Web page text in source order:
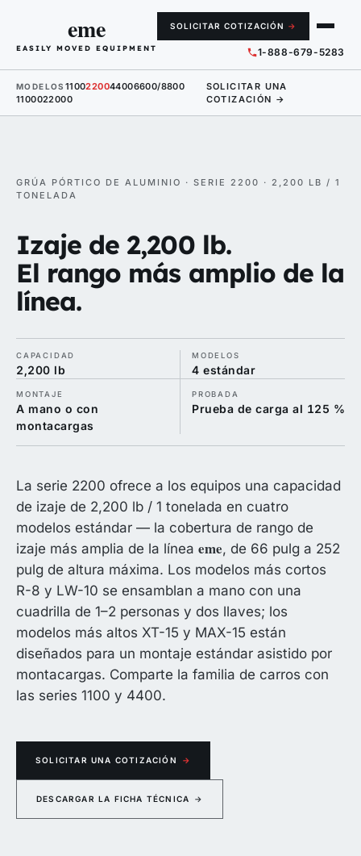
eme
EASILY MOVED EQUIPMENT 1-888-679-5283
SOLICITAR COTIZACIÓN →
MODELOS 1100220044006600/8800
1100022000
SOLICITAR UNA
COTIZACIÓN →
GRÚA PÓRTICO DE ALUMINIO · SERIE 2200 · 2,200 LB / 1
TONELADA
Izaje de 2,200 lb.
El rango más amplio de la
línea.
CAPACIDAD
2,200 lb
MODELOS
4 estándar
MONTAJE
A mano o con
montacargas
PROBADA
Prueba de carga al 125 %
La serie 2200 ofrece a los equipos una capacidad
de izaje de 2,200 lb / 1 tonelada en cuatro
modelos estándar — la cobertura de rango de
izaje más amplia de la línea eme, de 66 pulg a 252
pulg de altura máxima. Los modelos más cortos
R-8 y LW-10 se ensamblan a mano con una
cuadrilla de 1–2 personas y dos llaves; los
modelos más altos XT-15 y MAX-15 están
diseñados para un montaje estándar asistido por
montacargas. Comparte la familia de carros con
las series 1100 y 4400.
SOLICITAR UNA COTIZACIÓN →
DESCARGAR LA FICHA TÉCNICA →